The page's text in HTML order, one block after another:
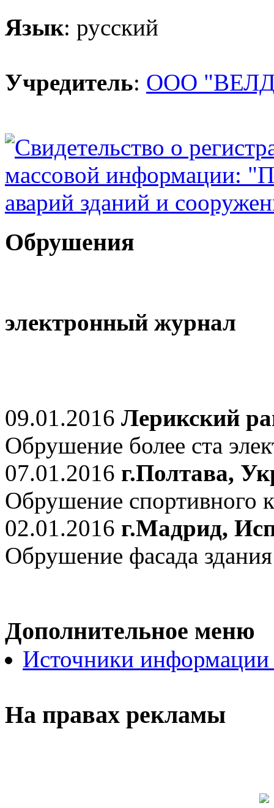
Язык: русский
Учредитель: ООО
Обрушения
электронный журнал
09.01.2016 Лерикский
Обрушение более ста
07.01.2016 г.Полтава,
Обрушение спортивного
02.01.2016 г.Мадрид,
Обрушение фасада
Дополнительное меню
Источники
На правах рекламы